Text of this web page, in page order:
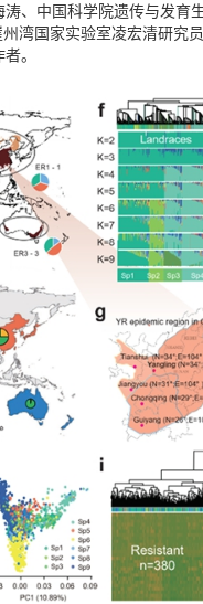
、中国科学院遗传与发育
湾国家实验室凌宏清研究
。